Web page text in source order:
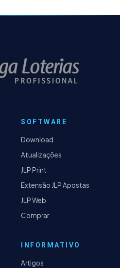
SOFTWARE
Download
Atualizações
JLP Print
Extensão JLP Apostas
JLP Web
Comprar
INFORMATIVO
Artigos